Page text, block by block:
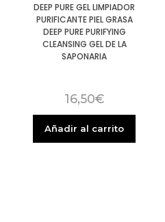
DEEP PURE GEL LIMPIADOR
PURIFICANTE PIEL GRASA
DEEP PURE PURIFYING
CLEANSING GEL DE LA
SAPONARIA
16,50€
Añadir al carrito